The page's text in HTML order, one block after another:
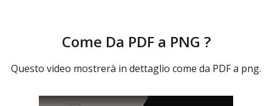
Come Da PDF a PNG ?
Questo video mostrerà in dettaglio come da PDF a png.